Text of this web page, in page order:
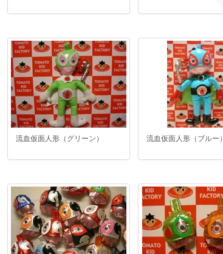
流血仮面人形（グリーン） 流血仮面人形（ブルー）